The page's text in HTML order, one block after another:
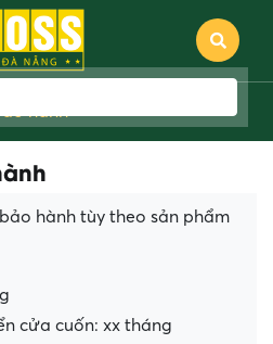
hành tùy theo sản phẩm
cửa cuốn: xx tháng